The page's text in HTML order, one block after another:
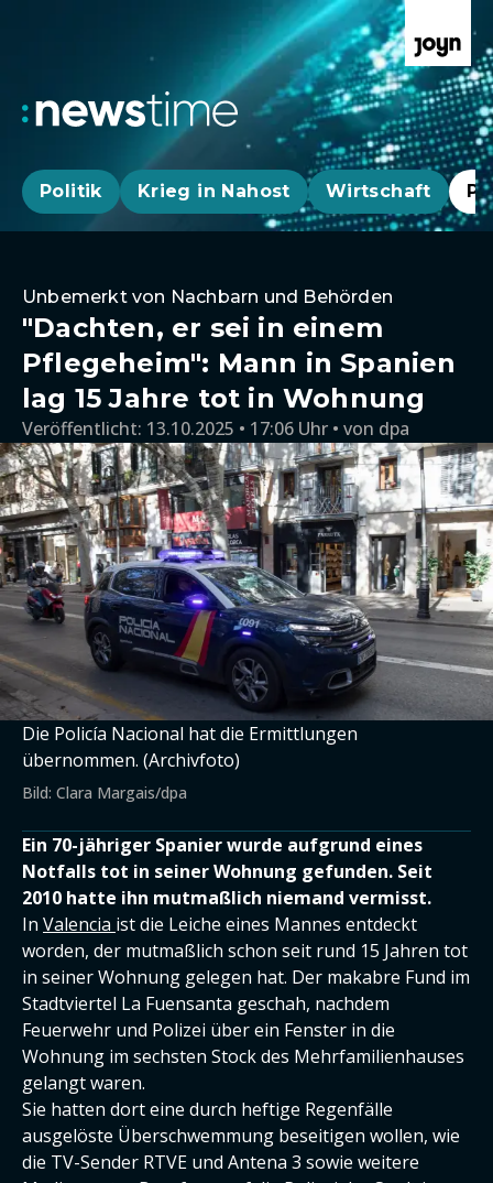
Politik Krieg in Nahost Wirtschaft
Unbemerkt von Nachbarn und Behörden
"Dachten, er sei in einem
Pflegeheim": Mann in Spanien
lag 15 Jahre tot in Wohnung
Veröffentlicht: 13.10.2025 • 17:06 Uhr von dpa
Die Policía Nacional hat die Ermittlungen
übernommen. (Archivfoto)
Bild: Clara Margais/dpa
Ein 70-jähriger Spanier wurde aufgrund eines
Notfalls tot in seiner Wohnung gefunden. Seit
2010 hatte ihn mutmaßlich niemand vermisst.
In Valencia ist die Leiche eines Mannes entdeckt
worden, der mutmaßlich schon seit rund 15 Jahren tot
in seiner Wohnung gelegen hat. Der makabre Fund im
Stadtviertel La Fuensanta geschah, nachdem
Feuerwehr und Polizei über ein Fenster in die
Wohnung im sechsten Stock des Mehrfamilienhauses
gelangt waren.
Sie hatten dort eine durch heftige Regenfälle
ausgelöste Überschwemmung beseitigen wollen, wie
die TV-Sender RTVE und Antena 3 sowie weitere